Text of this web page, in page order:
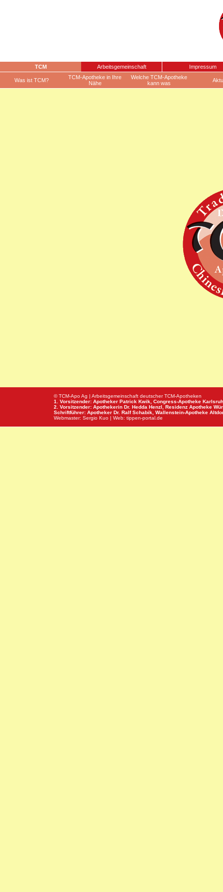
TCM Arbeitsgemeinschaft Impressum
Was ist TCM?
TCM-Apotheke in Ihre
Nähe
Welche TCM-Apotheke
kann was
© TCM-Apo Ag | Arbeitsgemeinschaft deutscher TCM-Apotheken
1. Vorsitzender: Apotheker Patrick Kwik, Congress-Apotheke
2. Vorsitzender: Apothekerin Dr. Hedda Henzl, Residenz Apotheke
Schriftführer: Apotheker Dr. Ralf Schabik, Wallenstein-Apotheke
Webmaster: Sergio Kuo | Web: tippen-portal.de